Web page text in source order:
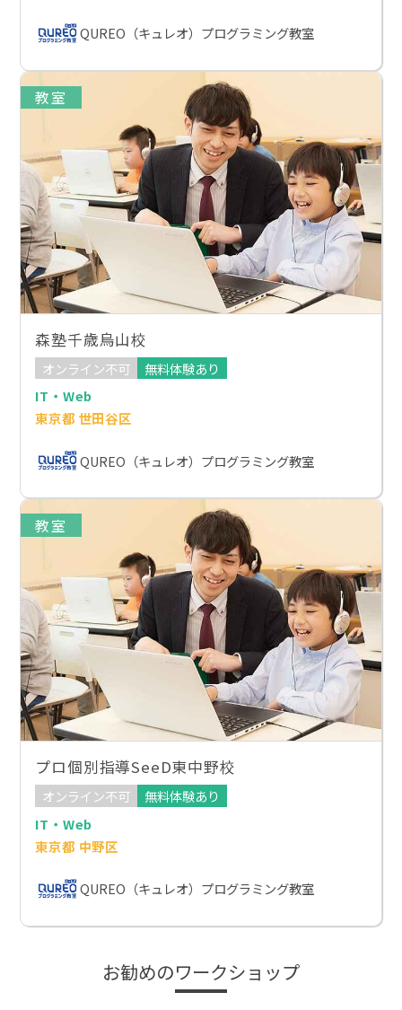
QUREO（キュレオ）プログラミング教室
教室
森塾千歳烏山校
オンライン不可
無料体験あり
IT・Web
東京都 世田谷区
QUREO（キュレオ）プログラミング教室
教室
プロ個別指導SeeD東中野校
オンライン不可
無料体験あり
IT・Web
東京都 中野区
QUREO（キュレオ）プログラミング教室
お勧めのワークショップ